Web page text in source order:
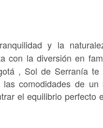
y la
con la diversión en
, Sol de Serranía te
comodidades de un
el equilibrio perfecto